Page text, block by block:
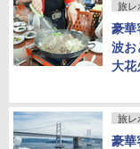
旅レ
豪華
波お
大花
旅レ
豪華